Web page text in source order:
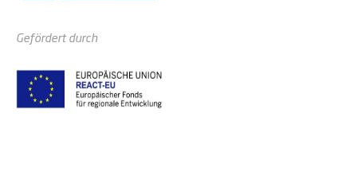
Gefördert durch